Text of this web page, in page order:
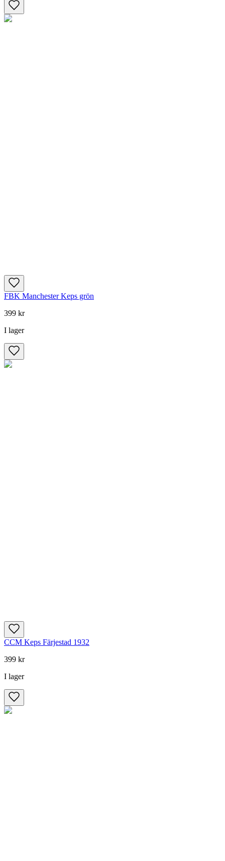
FBK Manchester Keps grön
399 kr
I lager
CCM Keps Färjestad 1932
399 kr
I lager